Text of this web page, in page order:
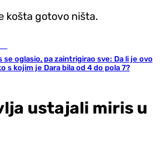
košta gotovo ništa.
se oglasio, pa zaintrigirao sve: Da li je ovo
s kojim je Dara bila od 4 do pola 7?
ustajali miris u